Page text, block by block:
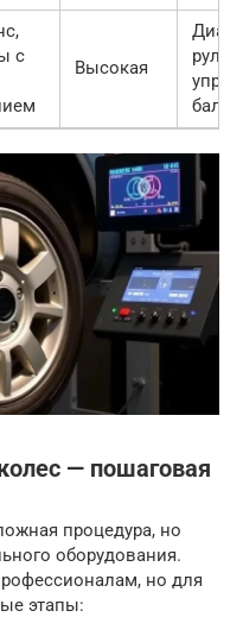
с
Высокая
— пошаговая
процедура, но
оборудования.
но для
этапы: